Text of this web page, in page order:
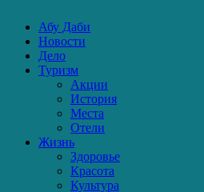
Абу Даби
Новости
Дело
Туризм
Акции
История
Места
Отели
Жизнь
Здоровье
Красота
Культура